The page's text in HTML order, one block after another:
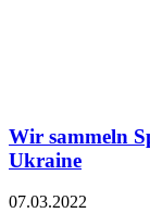
Wir sammeln
Ukraine
07.03.2022